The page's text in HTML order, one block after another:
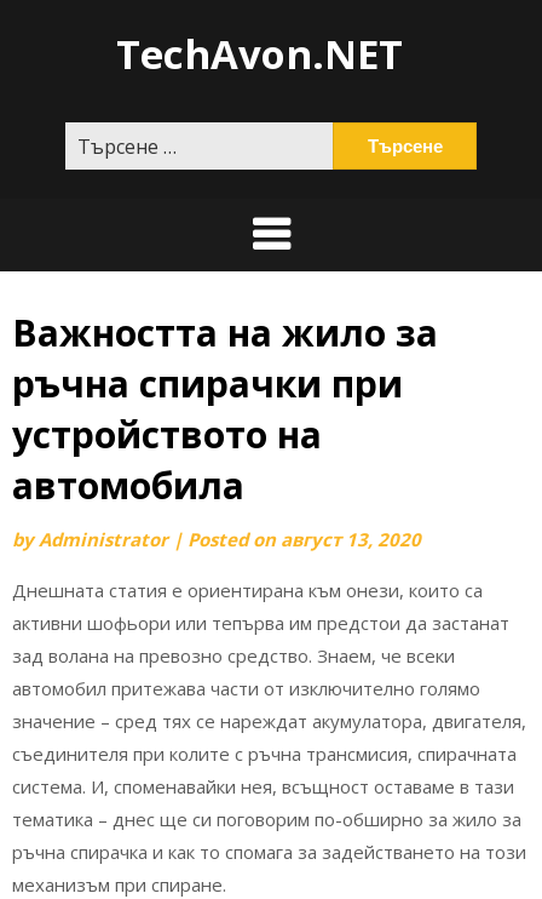
TechAvon.NET
за:
Важността на жило за
ръчна спирачки при
устройството на
автомобила
byAdministrator | Posted on август 13, 2020
Днешната статия е ориентирана към онези, които са
активни шофьори или тепърва им предстои да застанат
зад волана на превозно средство. Знаем, че всеки
автомобил притежава части от изключително голямо
значение – сред тях се нареждат акумулатора, двигателя,
съединителя при колите с ръчна трансмисия, спирачната
система. И, споменавайки нея, всъщност оставаме в тази
тематика – днес ще си поговорим по-обширно за жило за
ръчна спирачка и как то спомага за задействането на този
механизъм при спиране.